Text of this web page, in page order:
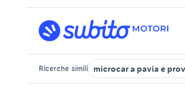
Ricerche simili microcar a pavia e